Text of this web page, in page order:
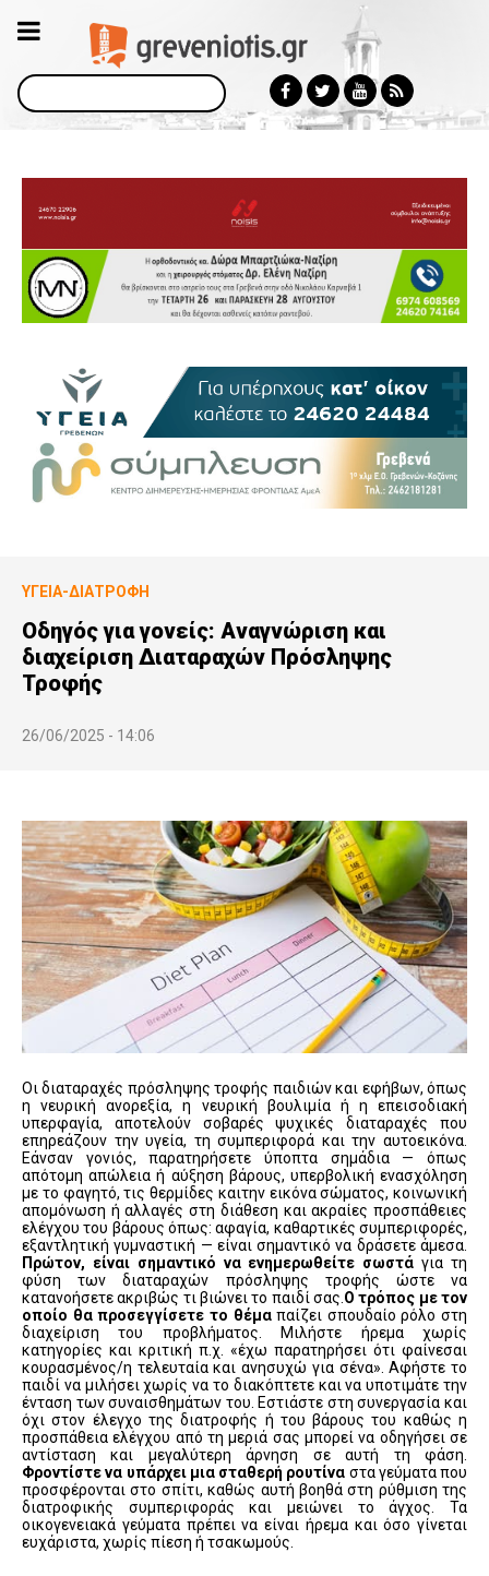
Αναζήτηση
ΥΓΕΊΑ-ΔΙΑΤΡΟΦΉ
Οδηγός για γονείς: Αναγνώριση και
διαχείριση Διαταραχών Πρόσληψης
Τροφής
26/06/2025 - 14:06
Οι διαταραχές πρόσληψης τροφής παιδιών και εφήβων, όπως
η νευρική ανορεξία, η νευρική βουλιμία ή η επεισοδιακή
υπερφαγία, αποτελούν σοβαρές ψυχικές διαταραχές που
επηρεάζουν την υγεία, τη συμπεριφορά και την αυτοεικόνα.
Εάνσαν γονιός, παρατηρήσετε ύποπτα σημάδια — όπως
απότομη απώλεια ή αύξηση βάρους, υπερβολική ενασχόληση
με το φαγητό, τις θερμίδες καιτην εικόνα σώματος, κοινωνική
απομόνωση ή αλλαγές στη διάθεση και ακραίες προσπάθειες
ελέγχου του βάρους όπως: αφαγία, καθαρτικές συμπεριφορές,
εξαντλητική γυμναστική — είναι σημαντικό να δράσετε άμεσα.
Πρώτον, είναι σημαντικό να ενημερωθείτε σωστά για τη
φύση των διαταραχών πρόσληψης τροφής ώστε να
κατανοήσετε ακριβώς τι βιώνει το παιδί σας. Ο τρόπος με τον
οποίο θα προσεγγίσετε το θέμαπαίζει σπουδαίο ρόλο στη
διαχείριση του προβλήματος. Μιλήστε ήρεμα χωρίς
κατηγορίες και κριτική π.χ. «έχω παρατηρήσει ότι φαίνεσαι
κουρασμένος/η τελευταία και ανησυχώ για σένα». Αφήστε το
παιδί να μιλήσει χωρίς να το διακόπτετε και να υποτιμάτε την
ένταση των συναισθημάτων του. Εστιάστε στη συνεργασία και
όχι στον έλεγχο της διατροφής ή του βάρους του καθώς η
προσπάθεια ελέγχου από τη μεριά σας μπορεί να οδηγήσει σε
αντίσταση και μεγαλύτερη άρνηση σε αυτή τη φάση.
Φροντίστε να υπάρχει μια σταθερή ρουτίνα στα γεύματα που
προσφέρονται στο σπίτι, καθώς αυτή βοηθά στη ρύθμιση της
διατροφικής συμπεριφοράς και μειώνει το άγχος. Τα
οικογενειακά γεύματα πρέπει να είναι ήρεμα και όσο γίνεται
ευχάριστα, χωρίς πίεση ή τσακωμούς.